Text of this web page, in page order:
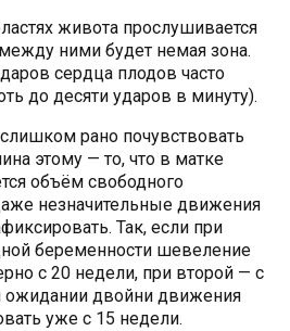
живота прослушивается
ними будет немая зона.
сердца плодов часто
до десяти ударов в минуту).
рано почувствовать
этому — то, что в матке
объём свободного
незначительные движения
Так, если при
беременности шевеление
с 20 недели, при второй — с
ожидании двойни движения
уже с 15 недели.